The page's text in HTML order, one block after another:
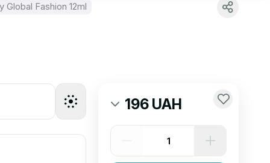
Fashion 12ml
196 UAH